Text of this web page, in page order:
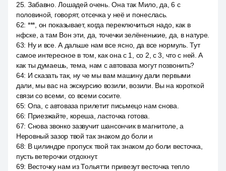
25. Забавно. Лошадей очень. Она так Мило, да, 6 с
половиной, говорят, отсечка у неё и понеслась.
62: ***, он показывает, когда переключиться надо, как в
нфске, а там Вон эти, да, точечки зелёненькие, да, в натуре.
63: Ну и все. А дальше нам все ясно, да все нормуль. Тут
самое интересное в том, как она с 1, со 2, с 3, что с ней. А
как ты думаешь, тема, нам с автоваза могут позвонить?
64: И сказать так, ну че мы вам машину дали первыми
дали, мы вас на экскурсию возили, возили. Вы на короткой
связи со всеми, со всеми сосите.
65: Опа, с автоваза прилетит письмецо нам снова.
66: Приезжайте, кореша, ласточка готова.
67: Снова звонко зазвучит шансончик в магнитоле, а
Неровный зазор твой так знаком до боли и
68: В цилиндре пропуск твой так знаком до боли весточка,
пусть ветерочки отдохнут.
69: Весточку нам из Тольятти привезут весточка тепло